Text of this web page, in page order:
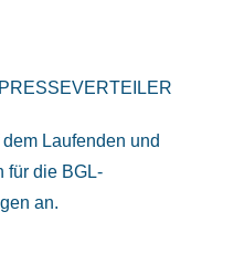
Laufenden und
für die BGL-
an.